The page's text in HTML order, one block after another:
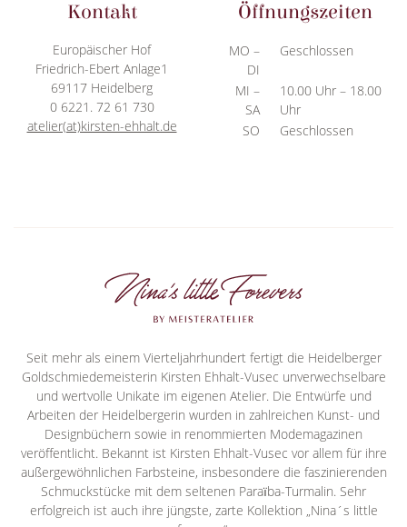
Kontakt
Europäischer Hof
Friedrich-Ebert Anlage1
69117 Heidelberg
0 6221. 72 61 730
atelier(at)kirsten-ehhalt.de
Öffnungszeiten
MO –
DI
Geschlossen
MI –
SA
10.00 Uhr – 18.00
Uhr
SO
Geschlossen
Seit mehr als einem Vierteljahrhundert fertigt die Heidelberger
Goldschmiedemeisterin Kirsten Ehhalt-Vusec unverwechselbare
und wertvolle Unikate im eigenen Atelier. Die Entwürfe und
Arbeiten der Heidelbergerin wurden in zahlreichen Kunst- und
Designbüchern sowie in renommierten Modemagazinen
veröffentlicht. Bekannt ist Kirsten Ehhalt-Vusec vor allem für ihre
außergewöhnlichen Farbsteine, insbesondere die faszinierenden
Schmuckstücke mit dem seltenen Paraїba-Turmalin. Sehr
erfolgreich ist auch ihre jüngste, zarte Kollektion „Nina´s little